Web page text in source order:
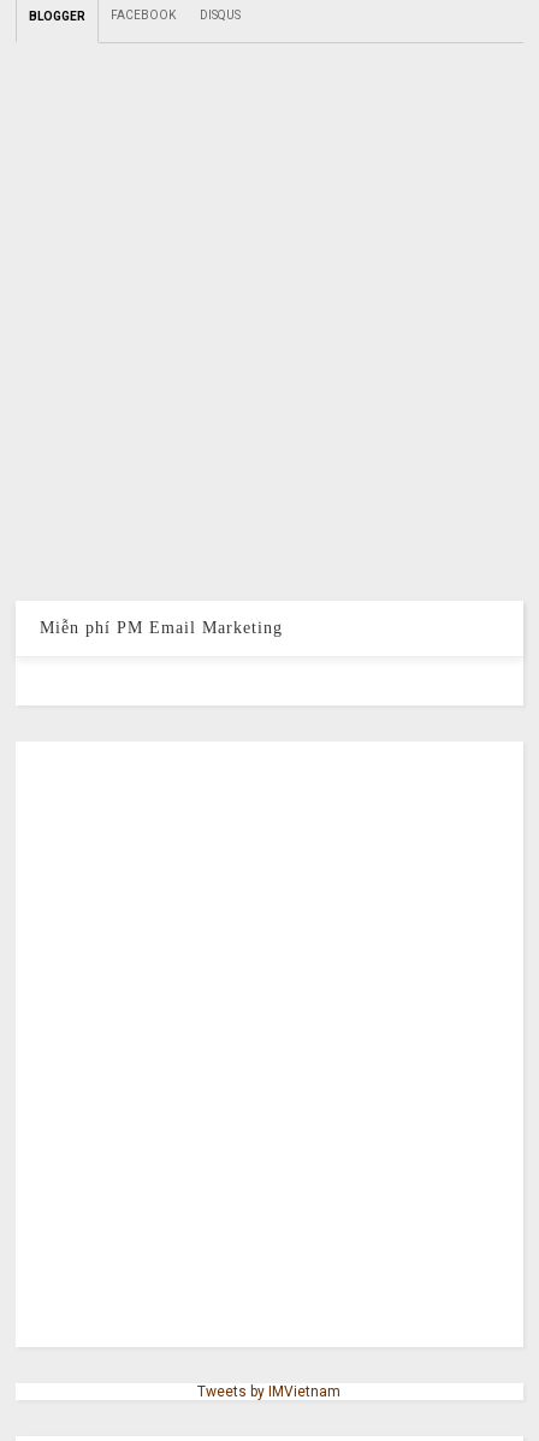
BLOGGER FACEBOOK DISQUS
Miễn phí PM Email Marketing
Tweets by IMVietnam